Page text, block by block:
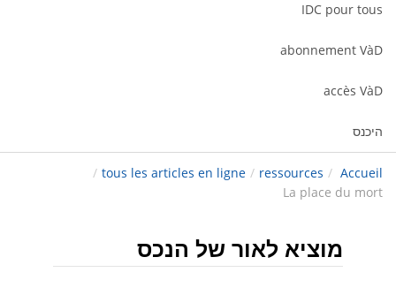
IDC pour tous
abonnement VàD
accès VàD
היכנס
Accueil
/
ressources
/
tous les articles en ligne
/
La place du mort
מוציא לאור של הנכס